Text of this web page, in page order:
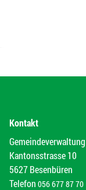
Kontakt
Kantonsstrasse 10
5627 Besenbüren
Telefon 056 677 87 70